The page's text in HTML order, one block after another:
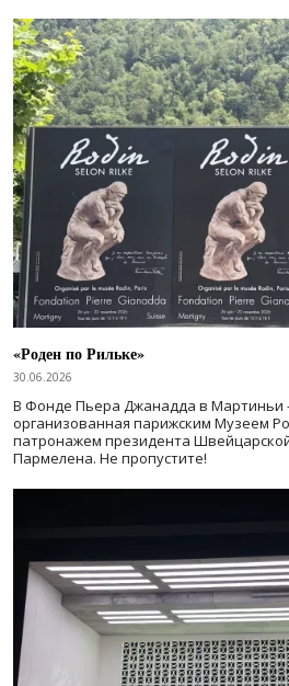
«Роден по Рильке»
30.06.2026
В Фонде Пьера Джанадда в Мартиньи
организованная парижским Музеем
патронажем президента
Пармелена. Не пропустите!